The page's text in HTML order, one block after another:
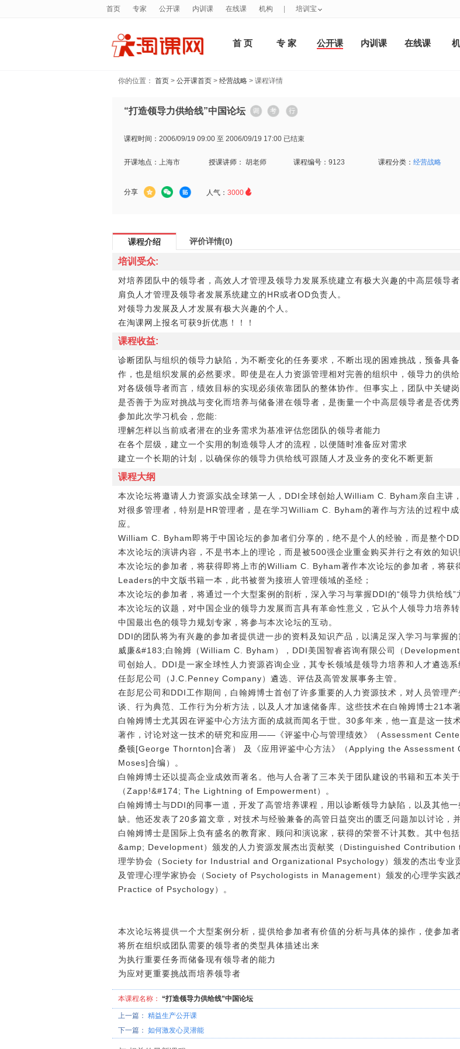
首 页 专 家 公开课 内训课 在线课
你的位置： 首页 > 公开课首页 > 经营战略 > 课程详情
“打造领导力供给线”中国论坛
课程时间： 2006/09/19 09:00 至 2006/09/19 17:00 已结束
开课地点： 上海市 授课讲师： 胡老师 课程编号： 9123 课程分类： 经营战略
分享 人气： 3000 
课程介绍 评价详情(0)
培训受众:
对培养团队中的领导者，高效人才管理及领导力发展系统建立有极大兴趣的中高层领导者
肩负人才管理及领导者发展系统建立的HR或者OD负责人。
对领导力发展及人才发展有极大兴趣的个人。
在淘课网上报名可获9折优惠！！！
课程收益:
诊断团队与组织的领导力缺陷，为不断变化的任务要求，不断出现的困难挑战，预备具
作，也是组织发展的必然要求。即使是在人力资源管理相对完善的组织中，领导力的供给
对各级领导者而言，绩效目标的实现必须依靠团队的整体协作。但事实上，团队中关键
是否善于为应对挑战与变化而培养与储备潜在领导者，是衡量一个中高层领导者是否优秀
参加此次学习机会，您能:
理解怎样以当前或者潜在的业务需求为基准评估您团队的领导者能力
在各个层级，建立一个实用的制造领导人才的流程，以便随时准备应对需求
建立一个长期的计划，以确保你的领导力供给线可跟随人才及业务的变化不断更新
课程大纲
本次论坛将邀请人力资源实战全球第一人，DDI全球创始人William C. Byham亲自主讲
对很多管理者，特别是HR管理者，是在学习William C. Byham的著作与方法的过程中
应。
William C. Byham即将于中国论坛的参加者们分享的，绝不是个人的经验，而是整个
本次论坛的演讲内容，不是书本上的理论，而是被500强企业重金购买并行之有效的知识
本次论坛的参加者，将获得即将上市的William C. Byham著作本次论坛的参加者，将
Leaders的中文版书籍一本，此书被誉为接班人管理领域的圣经；
本次论坛的参加者，将通过一个大型案例的剖析，深入学习与掌握DDI的“领导力供给线”
本次论坛的议题，对中国企业的领导力发展而言具有革命性意义，它从个人领导力培养
中国最出色的领导力规划专家，将参与本次论坛的互动。
DDI的团队将为有兴趣的参加者提供进一步的资料及知识产品，以满足深入学习与掌握的
威廉&#183;白翰姆（William C. Byham），DDI美国智睿咨询有限公司（
司创始人。DDI是一家全球性人力资源咨询企业，其专长领域是领导力培养和人才遴选
任彭尼公司（J.C.Penney Company）遴选、评估及高管发展事务主管。
在彭尼公司和DDI工作期间，白翰姆博士首创了许多重要的人力资源技术，对人员管理
谈、行为典范、工作行为分析方法，以及人才加速储备库。这些技术在白翰姆博士21本
白翰姆博士尤其因在评鉴中心方法方面的成就而闻名于世。30多年来，他一直是这一技
著作，讨论对这一技术的研究和应用――《评鉴中心与管理绩效》（Assessment
桑顿[George Thornton]合著） 及《应用评鉴中心方法》（Applying the
Moses]合编）。
白翰姆博士还以提高企业成效而著名。他与人合著了三本关于团队建设的书籍和五本关
（Zapp!&#174; The Lightning of Empowerment）。
白翰姆博士与DDI的同事一道，开发了高管培养课程，用以诊断领导力缺陷，以及其他
缺。他还发表了20多篇文章，对技术与经验兼备的高管日益突出的匮乏问题加以讨论，
白翰姆博士是国际上负有盛名的教育家、顾问和演说家，获得的荣誉不计其数。其中
&amp; Development）颁发的人力资源发展杰出贡献奖（Distinguished
理学协会（Society for Industrial and Organizational Psychology）颁发的杰出专
及管理心理学家协会（Society of Psychologists in Management）颁发的心理学实
Practice of Psychology）。
本次论坛将提供一个大型案例分析，提供给参加者有价值的分析与具体的操作，使参加
将所在组织或团队需要的领导者的类型具体描述出来
为执行重要任务而储备现有领导者的能力
为应对更重要挑战而培养领导者
本课程名称： “打造领导力供给线”中国论坛
上一篇： 精益生产公开课
下一篇： 如何激发心灵潜能
首页 专家 公开课 内训课 在线课 机构 培训宝